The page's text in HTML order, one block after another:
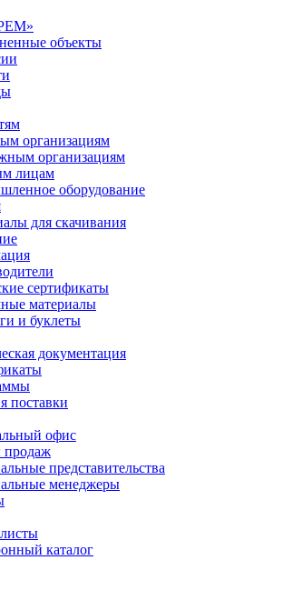
объекты
организациям
организациям
лицам
оборудование
для скачивания
сертификаты
материалы
и буклеты
документация
поставки
офис
представительства
менеджеры
каталог